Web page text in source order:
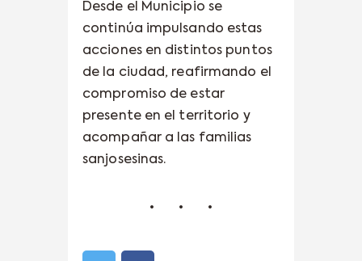
Desde el Municipio se
continúa impulsando estas
acciones en distintos puntos
de la ciudad, reafirmando el
compromiso de estar
presente en el territorio y
acompañar a las familias
sanjosesinas.